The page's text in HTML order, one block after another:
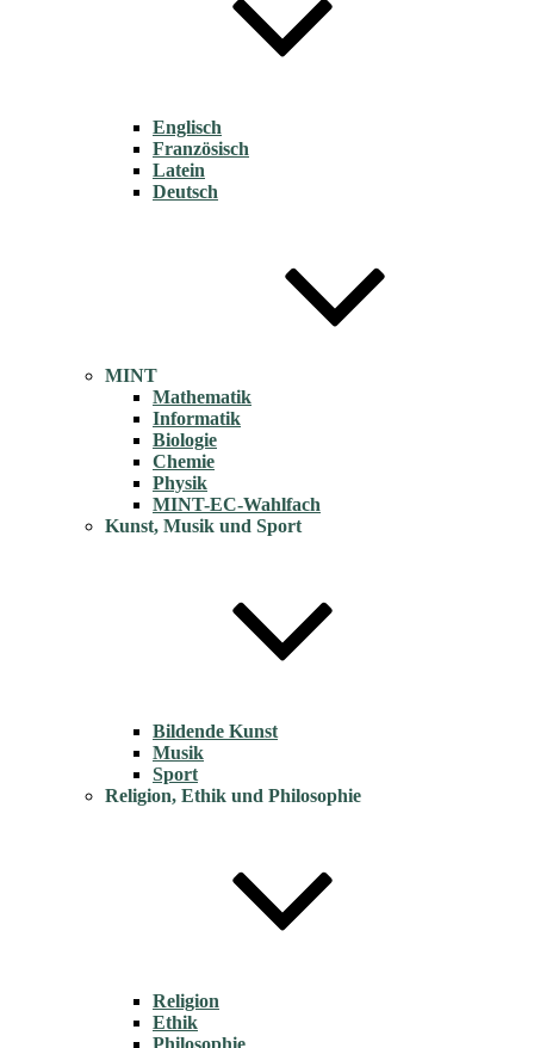
Englisch
Französisch
Latein
Deutsch
MINT
Mathematik
Informatik
Biologie
Chemie
Physik
MINT-EC-Wahlfach
Kunst, Musik und Sport
Bildende Kunst
Musik
Sport
Religion, Ethik und Philosophie
Religion
Ethik
Philosophie